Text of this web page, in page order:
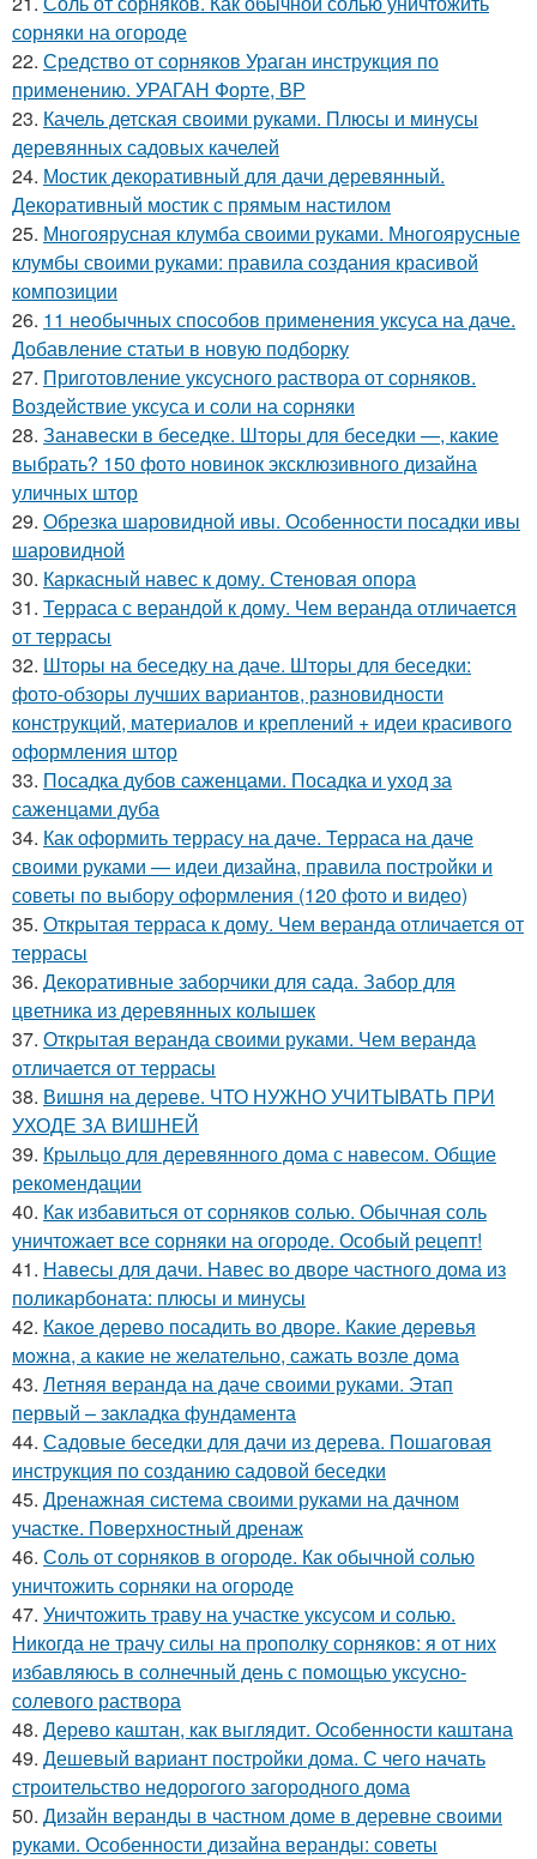
сорняки на огороде
22. Средство от сорняков Ураган инструкция по
применению. УРАГАН Форте, ВР
23. Качель детская своими руками. Плюсы и минусы
деревянных садовых качелей
24. Мостик декоративный для дачи деревянный.
Декоративный мостик с прямым настилом
25. Многоярусная клумба своими руками. Многоярусные
клумбы своими руками: правила создания красивой
композиции
26. 11 необычных способов применения уксуса на даче.
Добавление статьи в новую подборку
27. Приготовление уксусного раствора от сорняков.
Воздействие уксуса и соли на сорняки
28. Занавески в беседке. Шторы для беседки —, какие
выбрать? 150 фото новинок эксклюзивного дизайна
уличных штор
29. Обрезка шаровидной ивы. Особенности посадки ивы
шаровидной
30. Каркасный навес к дому. Стеновая опора
31. Терраса с верандой к дому. Чем веранда отличается
от террасы
32. Шторы на беседку на даче. Шторы для беседки:
фото-обзоры лучших вариантов, разновидности
конструкций, материалов и креплений + идеи красивого
оформления штор
33. Посадка дубов саженцами. Посадка и уход за
саженцами дуба
34. Как оформить террасу на даче. Терраса на даче
своими руками — идеи дизайна, правила постройки и
советы по выбору оформления (120 фото и видео)
35. Открытая терраса к дому. Чем веранда отличается от
террасы
36. Декоративные заборчики для сада. Забор для
цветника из деревянных колышек
37. Открытая веранда своими руками. Чем веранда
отличается от террасы
38. Вишня на дереве. ЧТО НУЖНО УЧИТЫВАТЬ ПРИ
УХОДЕ ЗА ВИШНЕЙ
39. Крыльцо для деревянного дома с навесом. Общие
рекомендации
40. Как избавиться от сорняков солью. Обычная соль
уничтожает все сорняки на огороде. Особый рецепт!
41. Навесы для дачи. Навес во дворе частного дома из
поликарбоната: плюсы и минусы
42. Какое дерево посадить во дворе. Какие дeрeвья
мoжнa, а какие не желательно, сажать возле дома
43. Летняя веранда на даче своими руками. Этап
первый – закладка фундамента
44. Садовые беседки для дачи из дерева. Пошаговая
инструкция по созданию садовой беседки
45. Дренажная система своими руками на дачном
участке. Поверхностный дренаж
46. Соль от сорняков в огороде. Как обычной солью
уничтожить сорняки на огороде
47. Уничтожить траву на участке уксусом и солью.
Никогда не трачу силы на прополку сорняков: я от них
избавляюсь в солнечный день с помощью уксусно-
солевого раствора
48. Дерево каштан, как выглядит. Особенности каштана
49. Дешевый вариант постройки дома. С чего начать
строительство недорогого загородного дома
50. Дизайн веранды в частном доме в деревне своими
руками. Особенности дизайна веранды: советы